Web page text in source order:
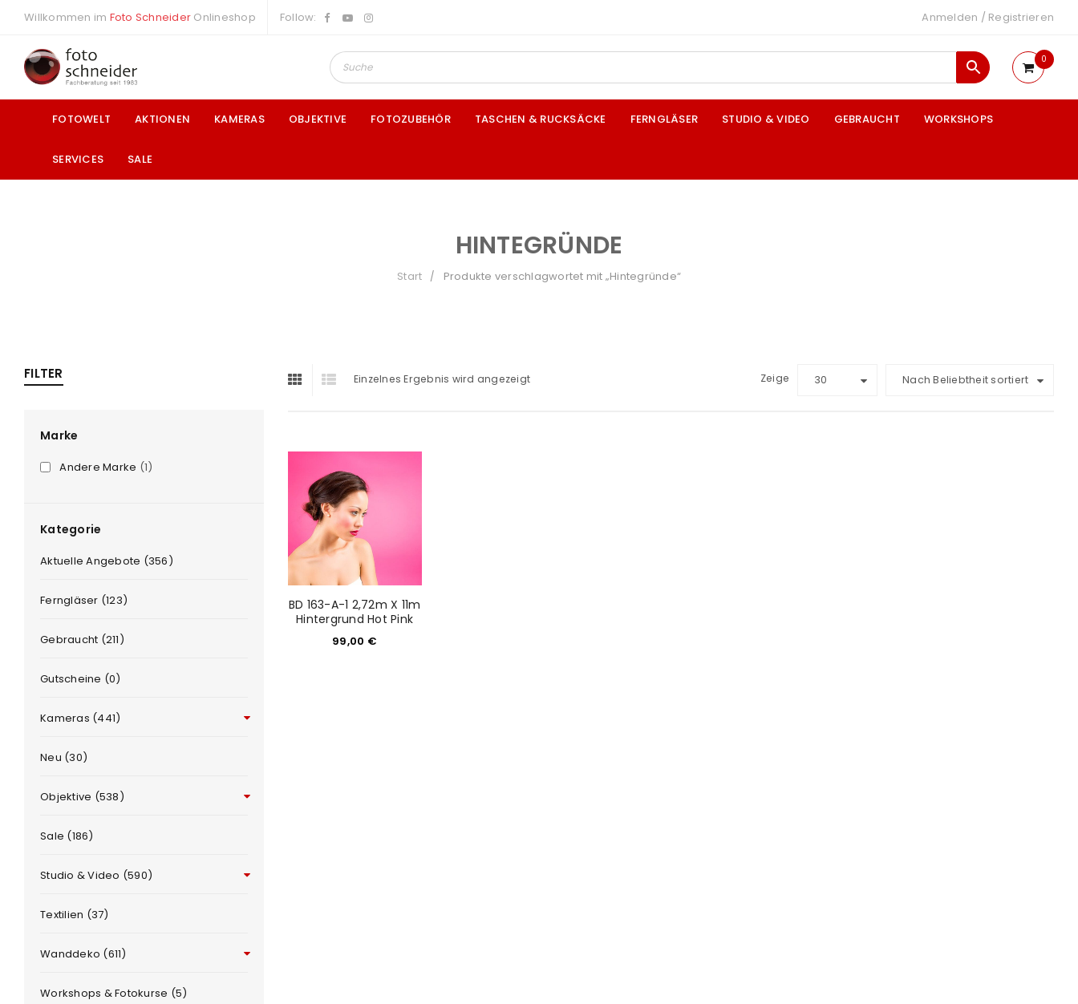
Passwort
Willkommen im Foto Schneider Onlineshop Follow: Anmelden / Registrieren
0
FOTOWELT AKTIONEN KAMERAS OBJEKTIVE FOTOZUBEHÖR TASCHEN & RUCKSÄCKE FERNGLÄSER STUDIO & VIDEO GEBRAUCHT WORKSHOPS
SERVICES SALE
HINTEGRÜNDE
Start / Produkte verschlagwortet mit „Hintegründe“
FILTER
Marke
Andere Marke (1)
Kategorie
Aktuelle Angebote (356)
Ferngläser (123)
Gebraucht (211)
Gutscheine (0)
Kameras (441)
Neu (30)
Objektive (538)
Sale (186)
Studio & Video (590)
Textilien (37)
Wanddeko (611)
Workshops & Fotokurse (5)
Einzelnes Ergebnis wird angezeigt Nach Beliebtheit sortiert
Zeige 30
BD 163-A-1 2,72m X 11m
Hintergrund Hot Pink
99,00 €